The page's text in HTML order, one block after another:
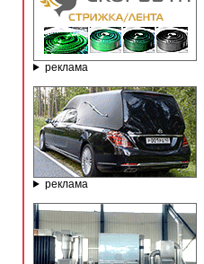
реклама
реклама